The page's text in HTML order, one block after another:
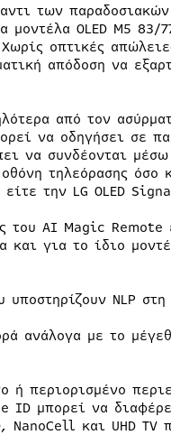
των
μοντέλα OLED M5
οπτικές
απόδοση να
από τον
να οδηγήσει σε
να συνδέονται
τηλεόρασης
την LG OLED
του AI Magic Remote
για το ίδιο
NLP στη
ανάλογα με το
περιορισμένο
ID μπορεί να
NanoCell και UHD